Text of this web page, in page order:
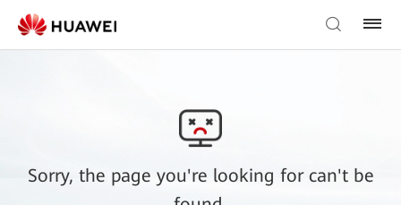
Sorry, the page you're looking for can't be